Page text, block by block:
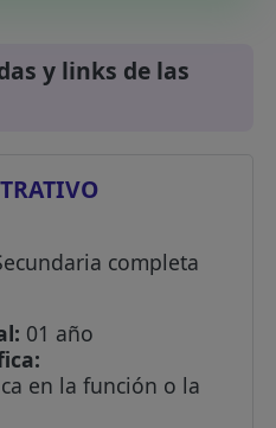
y links de las
completa
01 año
en la función o la